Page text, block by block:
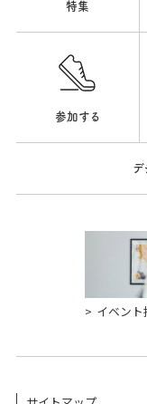
特集
参加する
デ
イベン